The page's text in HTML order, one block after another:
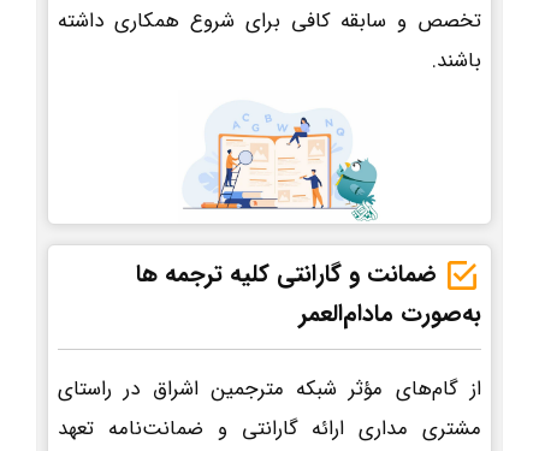
تخصص و سابقه کافی برای شروع همکاری داشته
باشند.
ضمانت و گارانتی کلیه ترجمه ها
به‌صورت مادام‌العمر
از گام‌های مؤثر شبکه مترجمین اشراق در راستای
مشتری مداری ارائه گارانتی و ضمانت‌نامه تعهد